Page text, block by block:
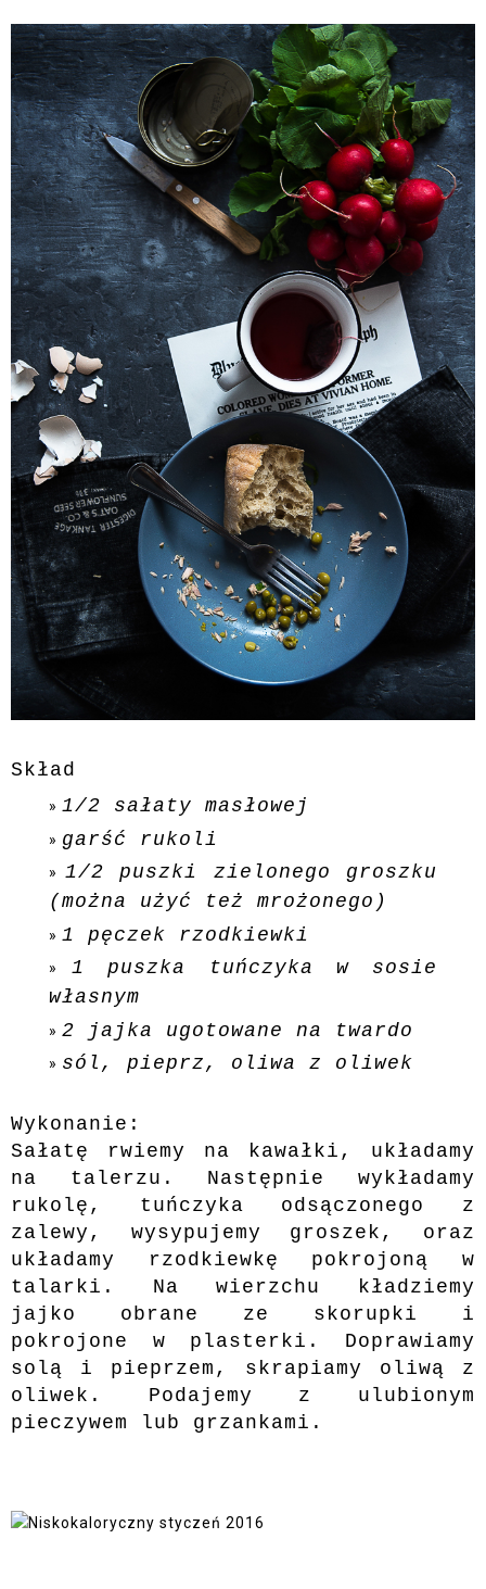
Skład
1/2 sałaty masłowej
garść rukoli
1/2 puszki zielonego groszku
(można użyć też mrożonego)
1 pęczek rzodkiewki
1 puszka tuńczyka w sosie
własnym
2 jajka ugotowane na twardo
sól, pieprz, oliwa z oliwek
Wykonanie:
Sałatę rwiemy na kawałki, układamy
na talerzu. Następnie wykładamy
rukolę, tuńczyka odsączonego z
zalewy, wysypujemy groszek, oraz
układamy rzodkiewkę pokrojoną w
talarki. Na wierzchu kładziemy
jajko obrane ze skorupki i
pokrojone w plasterki. Doprawiamy
solą i pieprzem, skrapiamy oliwą z
oliwek. Podajemy z ulubionym
pieczywem lub grzankami.